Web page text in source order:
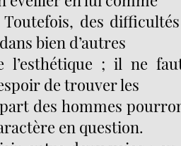
Toutefois, des
bien d’autres
l’esthétique ; il ne
de trouver les
des hommes
en question.